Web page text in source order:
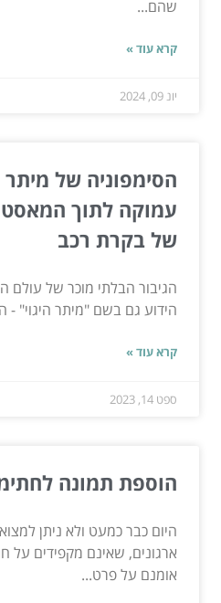
שהם...
קרא עוד »
יונ 09, 2024
הסימפוניה של מיתר
עמוקה לתוך
של בקרת רכב
הגיבור הבלתי מוכר של עולם
הידוע גם בשם "מיתר היגוי" -
קרא עוד »
ספט 14, 2023
הוספת תמונה
היום כבר כמעט ולא ניתן
ארגונים, שאינם מקפידים על
אומנם על פרט...